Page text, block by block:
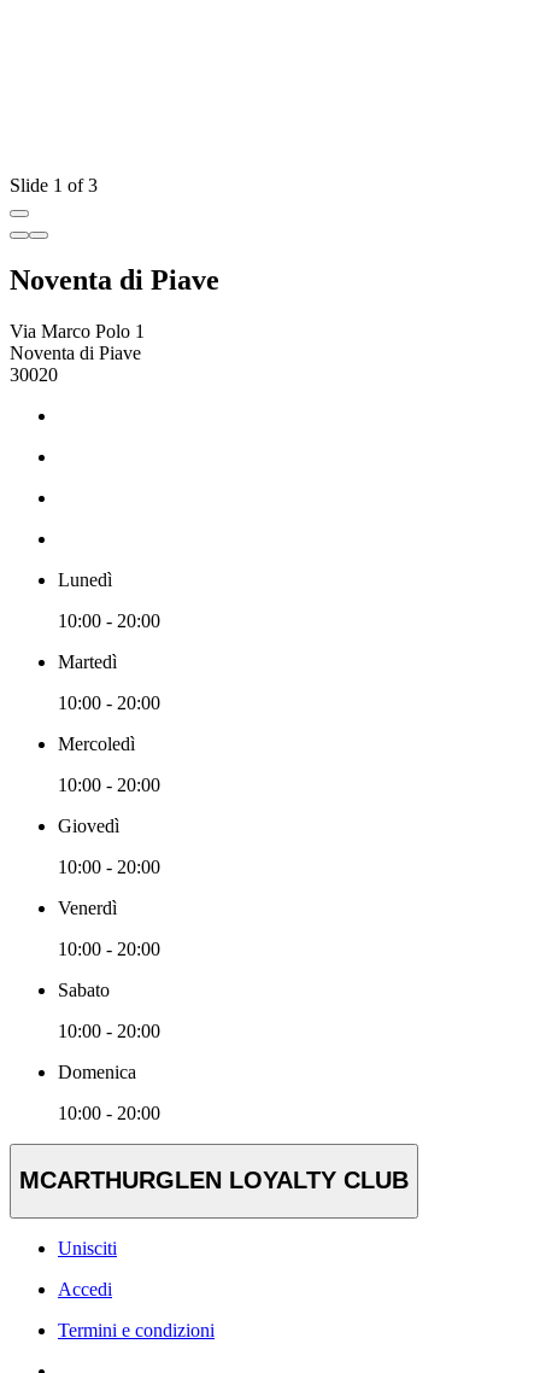
Slide 1 of 3
Noventa di Piave
Via Marco Polo 1
Noventa di Piave
30020
Lunedì
10:00 - 20:00
Martedì
10:00 - 20:00
Mercoledì
10:00 - 20:00
Giovedì
10:00 - 20:00
Venerdì
10:00 - 20:00
Sabato
10:00 - 20:00
Domenica
10:00 - 20:00
MCARTHURGLEN LOYALTY CLUB
Unisciti
Accedi
Termini e condizioni